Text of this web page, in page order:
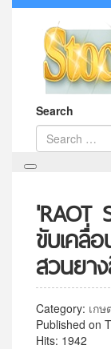
Search
'RAOT
ขับเคลื่
สวนยา
Category: เกษ
Published on
Hits: 1942